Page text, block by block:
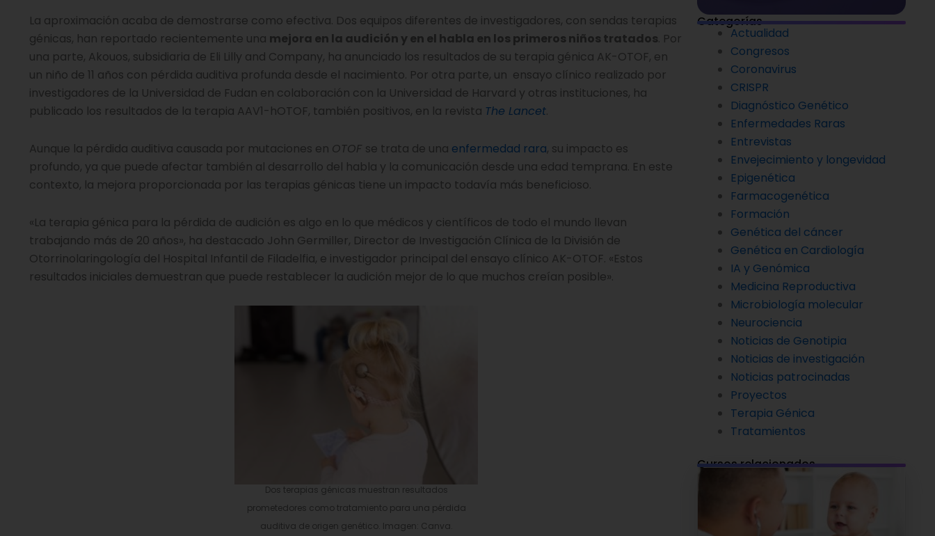
La aproximación acaba de demostrarse como efectiva. Dos equipos diferentes de investigadores, con sendas terapias
génicas, han reportado recientemente una mejora en la audición y en el habla en los primeros niños tratados. Por
una parte, Akouos, subsidiaria de Eli Lilly and Company, ha anunciado los resultados de su terapia génica AK-OTOF, en
un niño de 11 años con pérdida auditiva profunda desde el nacimiento. Por otra parte, un ensayo clínico realizado por
investigadores de la Universidad de Fudan en colaboración con la Universidad de Harvard y otras instituciones, ha
publicado los resultados de la terapia AAV1-hOTOF, también positivos, en la revista The Lancet.
Aunque la pérdida auditiva causada por mutaciones en OTOF se trata de una enfermedad rara, su impacto es
profundo, ya que puede afectar también al desarrollo del habla y la comunicación desde una edad temprana. En este
contexto, la mejora proporcionada por las terapias génicas tiene un impacto todavía más beneficioso.
«La terapia génica para la pérdida de audición es algo en lo que médicos y científicos de todo el mundo llevan
trabajando más de 20 años», ha destacado John Germiller, Director de Investigación Clínica de la División de
Otorrinolaringología del Hospital Infantil de Filadelfia, e investigador principal del ensayo clínico AK-OTOF. «Estos
resultados iniciales demuestran que puede restablecer la audición mejor de lo que muchos creían posible».
Dos terapias génicas muestran resultados
prometedores como tratamiento para una pérdida
auditiva de origen genético. Imagen: Canva.
Categorías
Actualidad
Congresos
Coronavirus
CRISPR
Diagnóstico Genético
Enfermedades Raras
Entrevistas
Envejecimiento y longevidad
Epigenética
Farmacogenética
Formación
Genética del cáncer
Genética en Cardiología
IA y Genómica
Medicina Reproductiva
Microbiología molecular
Neurociencia
Noticias de Genotipia
Noticias de investigación
Noticias patrocinadas
Proyectos
Terapia Génica
Tratamientos
Cursos relacionados